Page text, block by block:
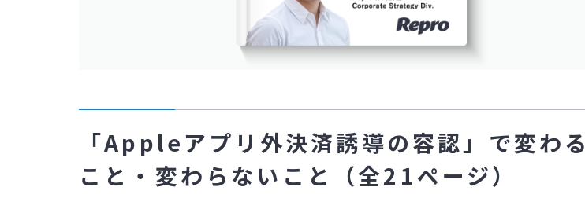
「Appleアプリ外決済誘導の容認」で変わる
こと・変わらないこと（全21ページ）